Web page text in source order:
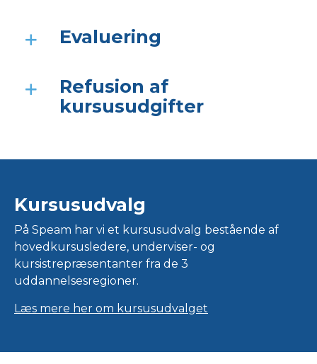
Evaluering
Refusion af
kursusudgifter
Kursusudvalg
På Speam har vi et kursusudvalg bestående af
hovedkursusledere, underviser- og
kursistrepræsentanter fra de 3
uddannelsesregioner.
Læs mere her om kursusudvalget